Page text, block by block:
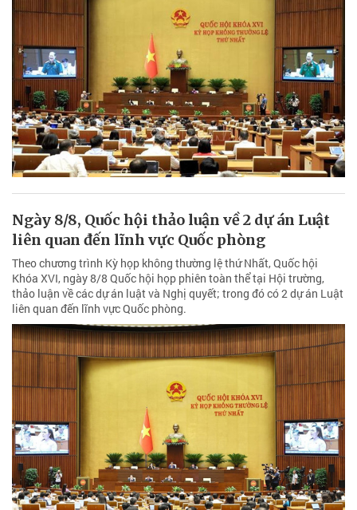
Ngày 8/8, Quốc hội thảo luận về 2 dự án Luật
liên quan đến lĩnh vực Quốc phòng
Theo chương trình Kỳ họp không thường lệ thứ Nhất, Quốc hội
Khóa XVI, ngày 8/8 Quốc hội họp phiên toàn thể tại Hội trường,
thảo luận về các dự án luật và Nghị quyết; trong đó có 2 dự án Luật
liên quan đến lĩnh vực Quốc phòng.